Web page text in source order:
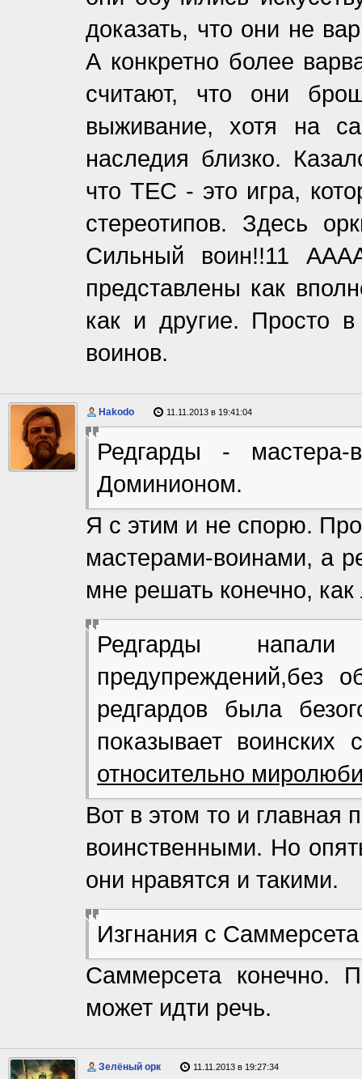
доказать, что они не
А конкретно более
считают, что они
выживание, хотя на
наследия близко.
что ТЕС - это игра,
стереотипов. Здесь
Сильный воин!!11
представлены как
как и другие. Просто
воинов.
Hakodo 11.11.2013 в 19:41:04
Редгарды -
Доминионом.
Я с этим и не спорю.
мастерами-воинами, а
мне решать конечно,
Редгарды
предупреждений,без
редгардов была
показывает воинских
относительно
Вот в этом то и
воинственными. Но
они нравятся и такими.
Изгнания с
Саммерсета конечно.
может идти речь.
Зелёный орк 11.11.2013 в 19:27:34